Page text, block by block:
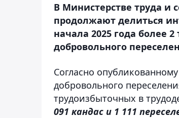
В Министерстве труда и
продолжают делиться
начала 2025 года более
добровольного
Согласно опубликованному
добровольного
трудоизбыточных в
091 кандас и 1 111